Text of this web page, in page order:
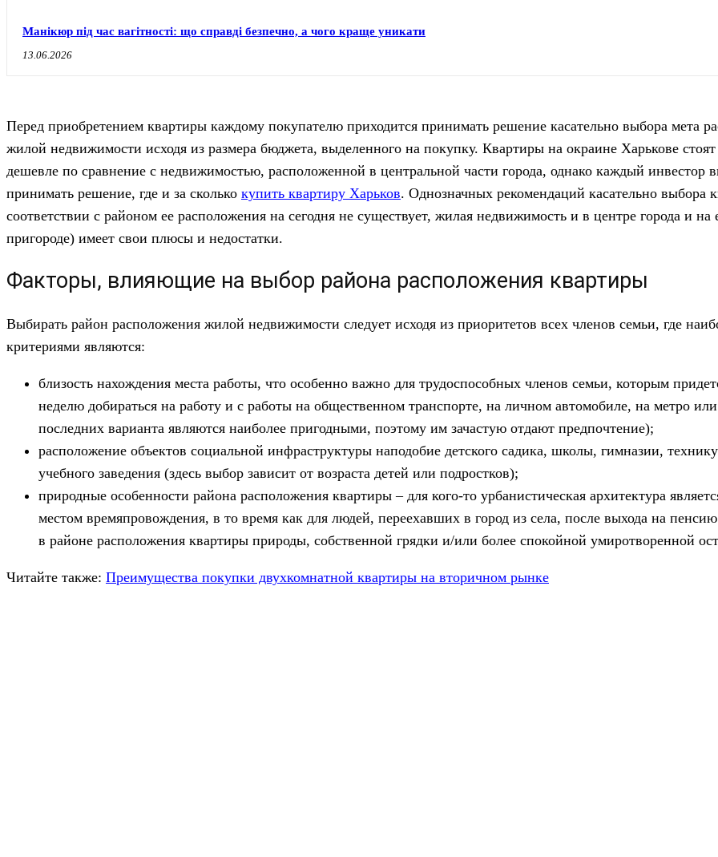
Манікюр під час вагітності: що справді безпечно, а чого краще уникати
13.06.2026
Перед приобретением квартиры каждому покупателю приходится принимать решение касательно выбора мета
жилой недвижимости исходя из размера бюджета, выделенного на покупку. Квартиры на окраине Харькове стоят
дешевле по сравнение с недвижимостью, расположенной в центральной части города, однако каждый инвестор
принимать решение, где и за сколько купить квартиру Харьков. Однозначных рекомендаций касательно выбора
соответствии с районом ее расположения на сегодня не существует, жилая недвижимость и в центре города и на
пригороде) имеет свои плюсы и недостатки.
Факторы, влияющие на выбор района расположения квартиры
Выбирать район расположения жилой недвижимости следует исходя из приоритетов всех членов семьи, где
критериями являются:
близость нахождения места работы, что особенно важно для трудоспособных членов семьи, которым
неделю добираться на работу и с работы на общественном транспорте, на личном автомобиле, на метро
последних варианта являются наиболее пригодными, поэтому им зачастую отдают предпочтение);
расположение объектов социальной инфраструктуры наподобие детского садика, школы, гимназии,
учебного заведения (здесь выбор зависит от возраста детей или подростков);
природные особенности района расположения квартиры – для кого-то урбанистическая архитектура
местом времяпровождения, в то время как для людей, переехавших в город из села, после выхода на
в районе расположения квартиры природы, собственной грядки и/или более спокойной умиротворенной
Читайте также: Преимущества покупки двухкомнатной квартиры на вторичном рынке